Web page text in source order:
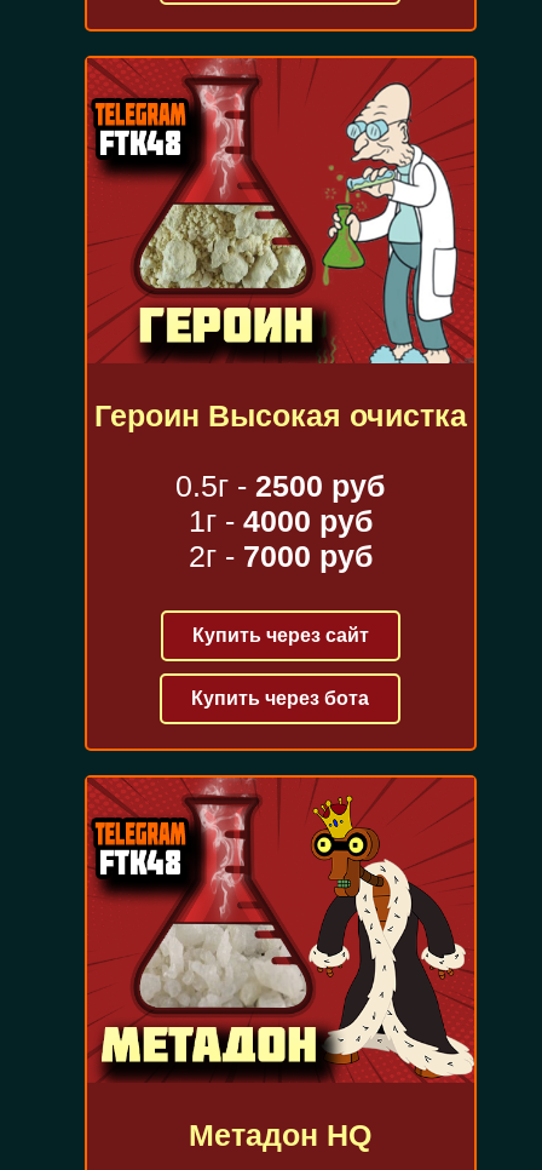
Героин Высокая очистка
0.5г -2500 руб
1г - 4000 руб
2г - 7000 руб
Купить через сайт
Купить через бота
Метадон HQ